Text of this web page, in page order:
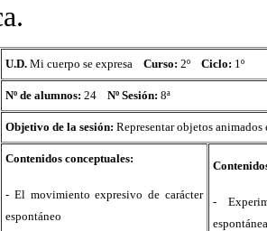
U.D. Mi cuerpo se expresa Curso: 2º Ciclo: 1º
Nº de alumnos: 24 Nº Sesión: 8ª
Objetivo de la sesión: Representar objetos
Contenidos conceptuales:
- El movimiento expresivo de carácter
espontáneo
-